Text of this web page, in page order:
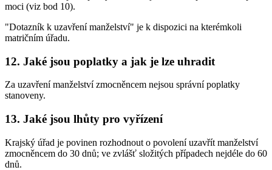
moci (viz bod 10).
"Dotazník k uzavření manželství" je k dispozici na kterémkoli
matričním úřadu.
12. Jaké jsou poplatky a jak je lze uhradit
Za uzavření manželství zmocněncem nejsou správní poplatky
stanoveny.
13. Jaké jsou lhůty pro vyřízení
Krajský úřad je povinen rozhodnout o povolení uzavřít manželství
zmocněncem do 30 dnů; ve zvlášť složitých případech nejdéle do 60
dnů.